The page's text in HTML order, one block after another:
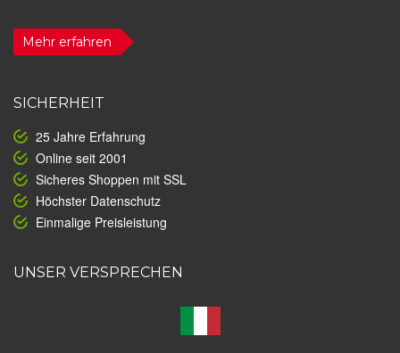
Mehr erfahren
SICHERHEIT
25 Jahre Erfahrung
Online seit 2001
Sicheres Shoppen mit SSL
Höchster Datenschutz
Einmalige Preisleistung
UNSER VERSPRECHEN